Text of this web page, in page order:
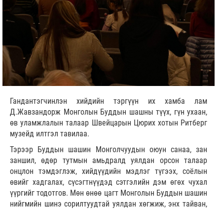
Гандантэгчинлэн хийдийн тэргүүн их хамба лам
Д.Жавзандорж Монголын Буддын шашны түүх, гүн ухаан,
өв уламжлалын талаар Швейцарын Цюрих хотын Ритберг
музейд илтгэл тавилаа.
Тэрээр Буддын шашин Монголчуудын оюун санаа, зан
заншил, өдөр тутмын амьдралд уялдан орсон талаар
онцлон тэмдэглэж, хийдүүдийн мэдлэг түгээх, соёлын
өвийг хадгалах, сүсэгтнүүдэд сэтгэлийн дэм өгөх чухал
үүргийг тодотгов. Мөн өнөө цагт Монголын Буддын шашин
нийгмийн шинэ сорилтуудтай уялдан хөгжиж, энх тайван,